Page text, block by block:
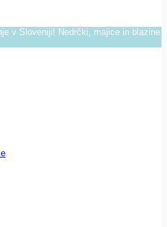
v Sloveniji! Nedrčki, majice in blazine